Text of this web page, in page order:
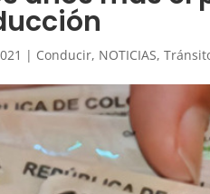
| Conducir, NOTICIAS,